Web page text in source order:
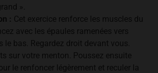
».
: Cet exercice renforce les muscles du
avec les épaules ramenées vers
le bas. Regardez droit devant vous.
sur votre menton. Poussez ensuite
le renfoncer légèrement et reculer la